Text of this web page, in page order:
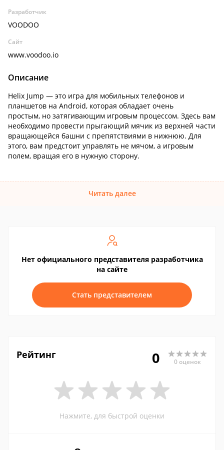
Разработчик
VOODOO
Сайт
www.voodoo.io
Описание
Helix Jump — это игра для мобильных телефонов и
планшетов на Android, которая обладает очень
простым, но затягивающим игровым процессом. Здесь вам
необходимо провести прыгающий мячик из верхней части
вращающейся башни с препятствиями в нижнюю. Для
этого, вам предстоит управлять не мячом, а игровым
полем, вращая его в нужную сторону.
Читать далее
Нет официального представителя разработчика
на сайте
Стать представителем
Рейтинг 0 0 оценок
Нажмите, для быстрой оценки